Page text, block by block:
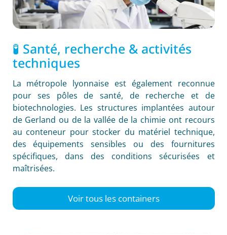
🧪 Santé, recherche & activités
techniques
La métropole lyonnaise est également reconnue
pour ses pôles de santé, de recherche et de
biotechnologies. Les structures implantées autour
de Gerland ou de la vallée de la chimie ont recours
au conteneur pour stocker du matériel technique,
des équipements sensibles ou des fournitures
spécifiques, dans des conditions sécurisées et
maîtrisées.
Voir tous les containers